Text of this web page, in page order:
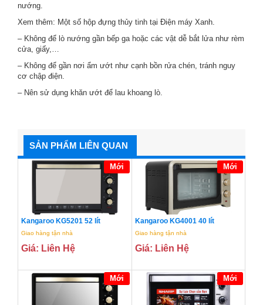
nướng.
Xem thêm: Một số hộp đựng thủy tinh tại Điện máy Xanh.
– Không để lò nướng gần bếp ga hoặc các vật dễ bắt lửa như rèm
cửa, giấy,…
– Không để gần nơi ẩm ướt như cạnh bồn rửa chén, tránh nguy
cơ chập điện.
– Nên sử dụng khăn ướt để lau khoang lò.
SẢN PHẨM LIÊN QUAN
Mới
Kangaroo KG5201 52 lít
Giao hàng tận nhà
Giá: Liên Hệ
Mới
Kangaroo KG4001 40 lít
Giao hàng tận nhà
Giá: Liên Hệ
Mới Mới